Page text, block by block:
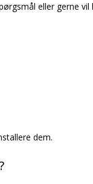
eller gerne vil
dem.